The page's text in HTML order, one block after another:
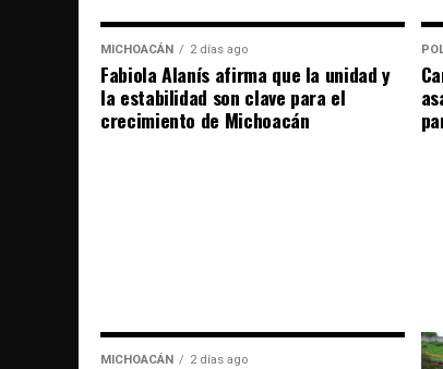
MICHOACÁN 2 días ago
Fabiola Alanís afirma que la unidad y
la estabilidad son clave para el
crecimiento de Michoacán
MICHOACÁN 2 días ago